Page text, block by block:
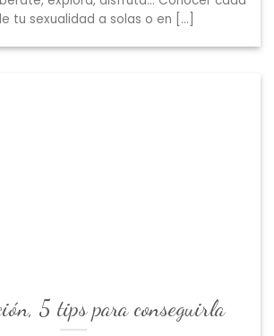
tu sexualidad a solas o en [...]
5 tips para conseguirla